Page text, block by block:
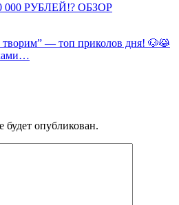
РУБЛЕЙ!? ОБЗОР
творим” — топ приколов дня! 🐶😹
опубликован.